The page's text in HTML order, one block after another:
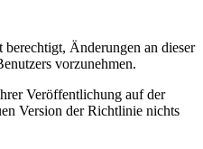
Änderungen an dieser
vorzunehmen.
Veröffentlichung auf der
Version der Richtlinie nichts